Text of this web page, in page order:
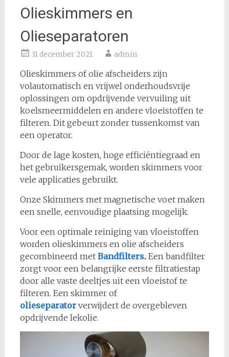
Olieskimmers en
Olieseparatoren
31 december 2021 admin
Olieskimmers of olie afscheiders zijn
volautomatisch en vrijwel onderhoudsvrije
oplossingen om opdrijvende vervuiling uit
koelsmeermiddelen en andere vloeistoffen te
filteren. Dit gebeurt zonder tussenkomst van
een operator.
Door de lage kosten, hoge efficiëntiegraad en
het gebruikersgemak, worden skimmers voor
vele applicaties gebruikt.
Onze Skimmers met magnetische voet maken
een snelle, eenvoudige plaatsing mogelijk.
Voor een optimale reiniging van vloeistoffen
worden olieskimmers en olie afscheiders
gecombineerd met Bandfilters. Een bandfilter
zorgt voor een belangrijke eerste filtratiestap
door alle vaste deeltjes uit een vloeistof te
filteren. Een skimmer of
olieseparatorverwijdert de overgebleven
opdrijvende lekolie.